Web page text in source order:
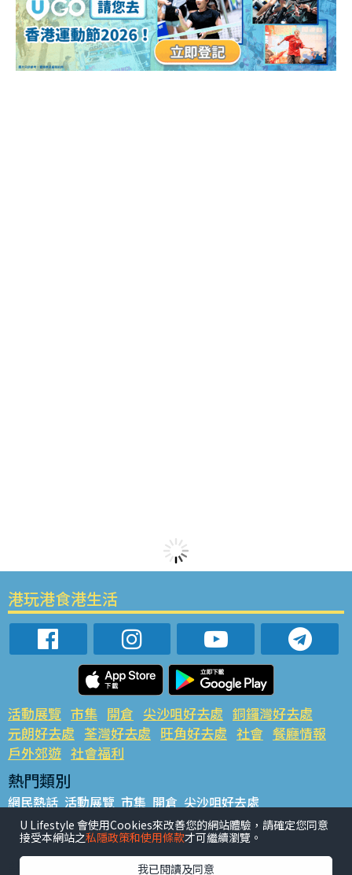
港玩港食港生活
活動展覽 市集 開倉 尖沙咀好去處 銅鑼灣好去處
元朗好去處 荃灣好去處 旺角好去處 社會 餐廳情報
戶外郊遊 社會福利
熱門類別
網民熱話 活動展覽 市集 開倉 尖沙咀好去處
銅鑼灣好去處 元朗好去處 荃灣好去處 旺角好去處 社會
餐廳情報 戶外郊遊
熱門標籤
U Lifestyle 會使用Cookies來改善您的網站體驗，請確定您同意
接受本網站之私隱政策和使用條款才可繼續瀏覽。
我已閱讀及同意